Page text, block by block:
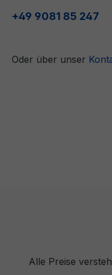
+49 9081 85 247
Oder über unser
Alle Preise